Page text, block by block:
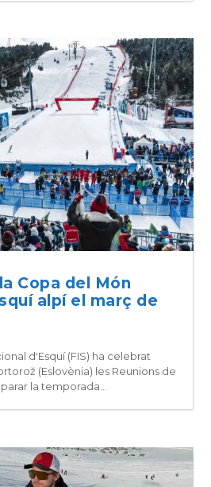
Copa del Món
alpí el març de
d'Esquí (FIS) ha celebrat
(Eslovènia) les Reunions de
la temporada...